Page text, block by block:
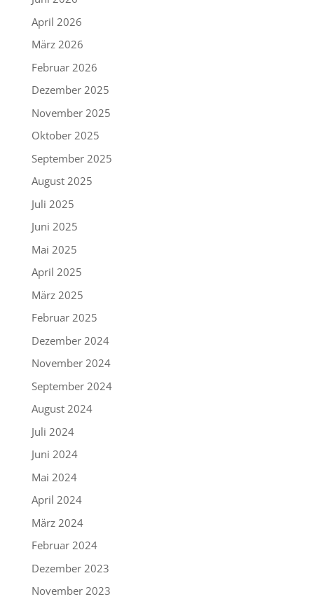
April 2026
März 2026
Februar 2026
Dezember 2025
November 2025
Oktober 2025
September 2025
August 2025
Juli 2025
Juni 2025
Mai 2025
April 2025
März 2025
Februar 2025
Dezember 2024
November 2024
September 2024
August 2024
Juli 2024
Juni 2024
Mai 2024
April 2024
März 2024
Februar 2024
Dezember 2023
November 2023